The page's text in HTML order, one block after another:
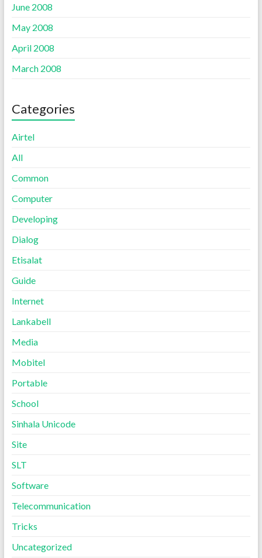
June 2008
May 2008
April 2008
March 2008
Categories
Airtel
All
Common
Computer
Developing
Dialog
Etisalat
Guide
Internet
Lankabell
Media
Mobitel
Portable
School
Sinhala Unicode
Site
SLT
Software
Telecommunication
Tricks
Uncategorized